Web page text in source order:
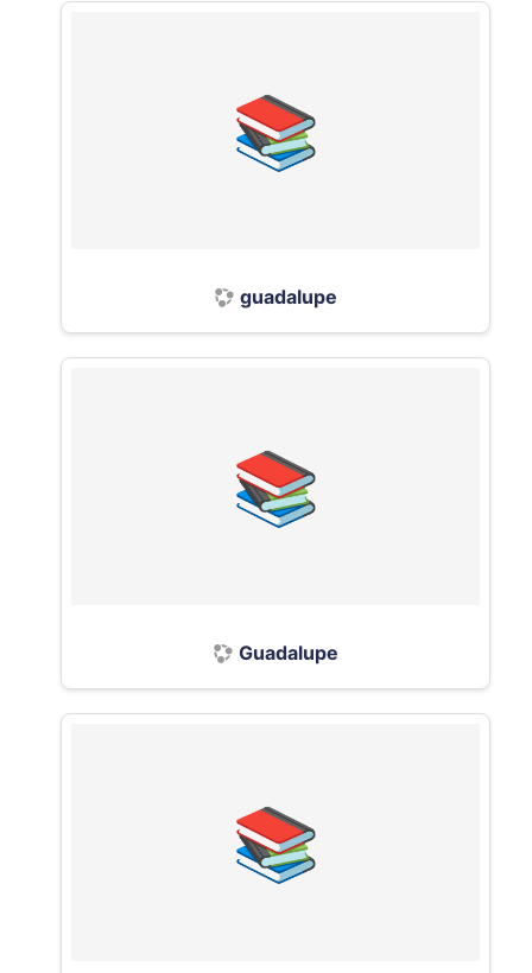
guadalupe
Guadalupe